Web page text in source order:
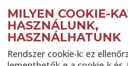
MILYEN COOKIE-
HASZNÁLUNK,
HASZNÁLHATUNK
Rendszer cookie-k: ez